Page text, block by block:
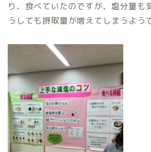
り、食べていたのですが、塩分量も
うしても摂取量が増えてしまうよう